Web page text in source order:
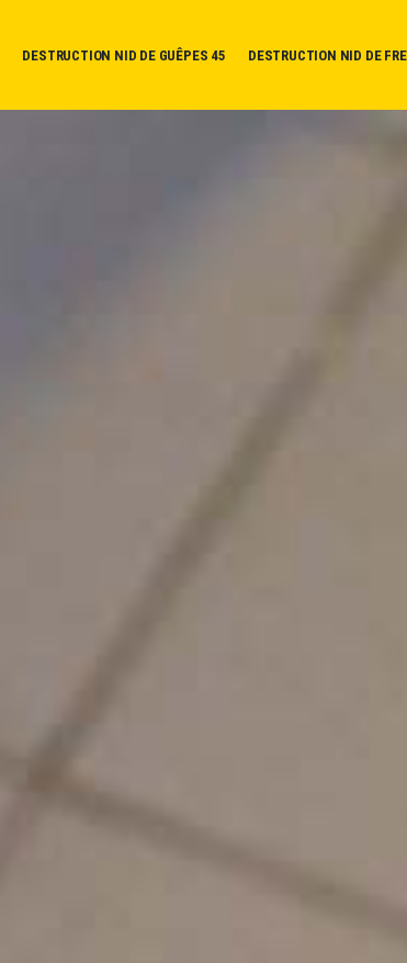
DESTRUCTION NID DE GUÊPES 45 DESTRUCTION NID DE